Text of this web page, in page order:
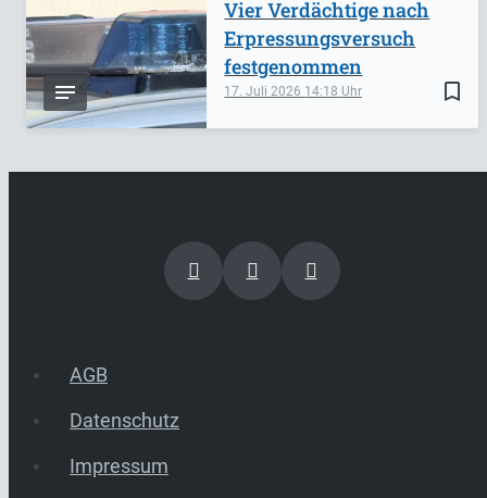
bookmark_border
17. Juli 2026 14:18
Vier Verdächtige nach
Erpressungsversuch
festgenommen
AGB
Datenschutz
Impressum